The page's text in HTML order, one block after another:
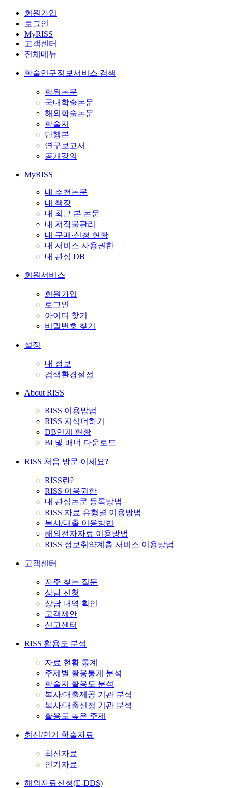
회원가입
로그인
MyRISS
고객센터
전체메뉴
학술연구정보서비스 검색
학위논문
국내학술논문
해외학술논문
학술지
단행본
연구보고서
공개강의
MyRISS
내 추천논문
내 책장
내 최근 본 논문
내 저작물관리
내 구매·신청 현황
내 서비스 사용권한
내 관심 DB
회원서비스
회원가입
로그인
아이디 찾기
비밀번호 찾기
설정
내 정보
검색환경설정
About RISS
RISS 이용방법
RISS 지식더하기
DB연계 현황
BI 및 배너 다운로드
RISS 처음 방문 이세요?
RISS란?
RISS 이용권한
내 관심논문 등록방법
RISS 자료 유형별 이용방법
복사/대출 이용방법
해외전자자료 이용방법
RISS 정보취약계층 서비스 이용방법
고객센터
자주 찾는 질문
상담 신청
상담 내역 확인
고객제안
신고센터
RISS 활용도 분석
자료 현황 통계
주제별 활용통계 분석
학술지 활용도 분석
복사/대출제공 기관 분석
복사/대출신청 기관 분석
활용도 높은 주제
최신/인기 학술자료
최신자료
인기자료
해외자료신청(E-DDS)